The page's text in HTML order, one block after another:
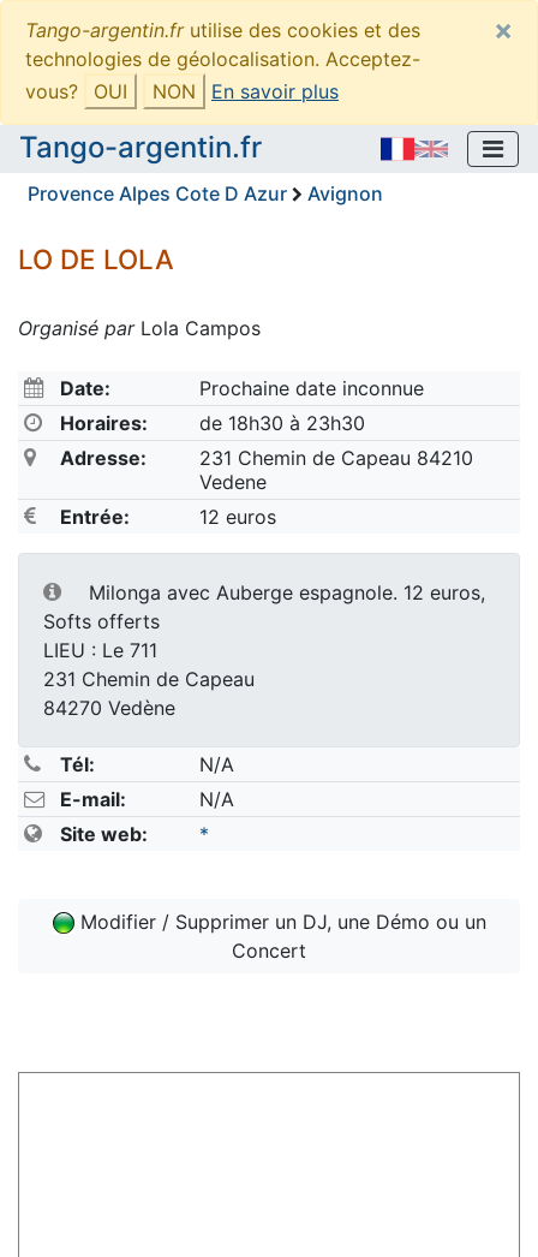
Tango-argentin.frutilise des cookies et des
technologies de géolocalisation. Acceptez-
vous?
OUI NON En savoir plus
×
Tango-argentin.fr
Provence Alpes Cote D Azur Avignon
LO DE LOLA
Organisé parLola Campos
Date:
Prochaine date inconnue
Horaires:
de 18h30 à 23h30
Adresse:
231 Chemin de Capeau 84210
Vedene
Entrée:
12 euros
Milonga avec Auberge espagnole. 12 euros,
Softs offerts
LIEU : Le 711
231 Chemin de Capeau
84270 Vedène
Tél:
N/A
E-mail:
N/A
Site web:
*
Modifier / Supprimer un DJ, une Démo ou un
Concert